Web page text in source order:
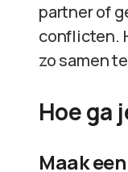
partner of
conflicten.
zo samen
Hoe ga
Maak